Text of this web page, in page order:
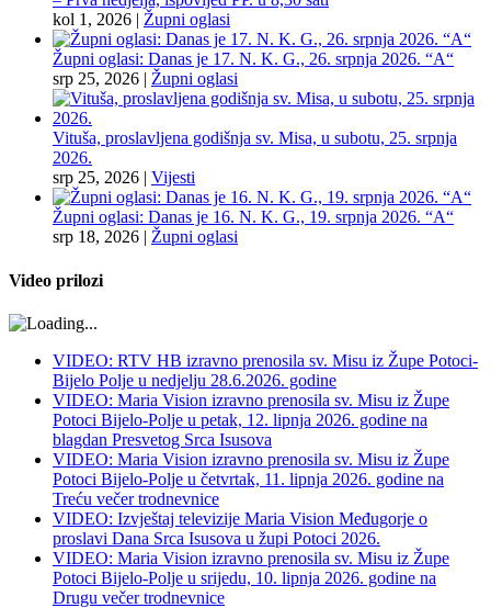
kol 1, 2026 | Župni oglasi
Župni oglasi: Danas je 17. N. K. G., 26. srpnja 2026. “A“
srp 25, 2026 | Župni oglasi
Vituša, proslavljena godišnja sv. Misa, u subotu, 25. srpnja
2026.
srp 25, 2026 | Vijesti
Župni oglasi: Danas je 16. N. K. G., 19. srpnja 2026. “A“
srp 18, 2026 | Župni oglasi
Video prilozi
VIDEO: RTV HB izravno prenosila sv. Misu iz Župe Potoci-
Bijelo Polje u nedjelju 28.6.2026. godine
VIDEO: Maria Vision izravno prenosila sv. Misu iz Župe
Potoci Bijelo-Polje u petak, 12. lipnja 2026. godine na
blagdan Presvetog Srca Isusova
VIDEO: Maria Vision izravno prenosila sv. Misu iz Župe
Potoci Bijelo-Polje u četvrtak, 11. lipnja 2026. godine na
Treću večer trodnevnice
VIDEO: Izvještaj televizije Maria Vision Međugorje o
proslavi Dana Srca Isusova u župi Potoci 2026.
VIDEO: Maria Vision izravno prenosila sv. Misu iz Župe
Potoci Bijelo-Polje u srijedu, 10. lipnja 2026. godine na
Drugu večer trodnevnice